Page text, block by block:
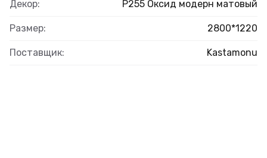
Декор: Р255 Оксид модерн матовый
Размер: 2800*1220
Поставщик: Kastamonu